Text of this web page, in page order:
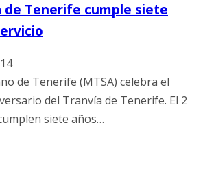
de Tenerife cumple siete
de Tenerife (MTSA) celebra el
del Tranvía de Tenerife. El 2
siete años…